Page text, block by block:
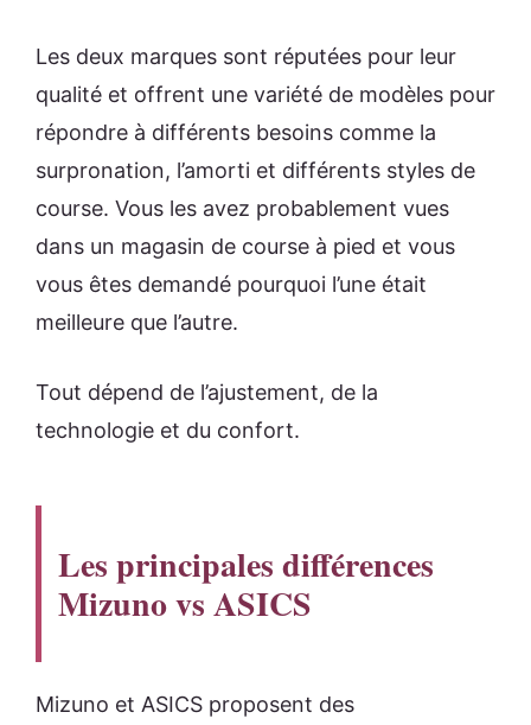
Les deux marques sont réputées pour leur
qualité et offrent une variété de modèles pour
répondre à différents besoins comme la
surpronation, l’amorti et différents styles de
course. Vous les avez probablement vues
dans un magasin de course à pied et vous
vous êtes demandé pourquoi l’une était
meilleure que l’autre.
Tout dépend de l’ajustement, de la
technologie et du confort.
Les principales différences
Mizuno vs ASICS
Mizuno et ASICS proposent des